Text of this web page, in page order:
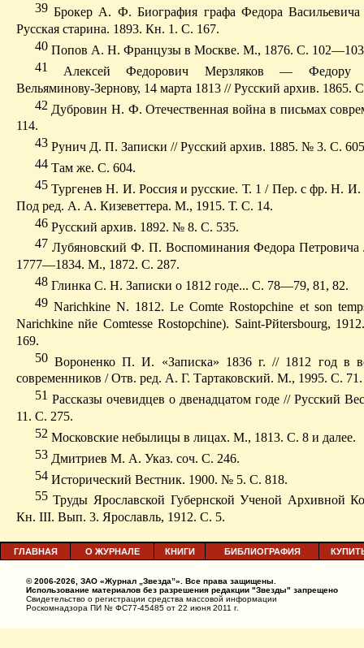
39Брокер А. Ф. Биография графа Федора Васильевича
Русская старина. 1893. Кн. 1. С. 167.
40Попов А. Н. Французы в Москве. М., 1876. С.
41
Алексей Федорович Мерзляков — Федору
Вельяминову-Зернову, 14 мар­та 1813 // Русский архив. 1865.
42Дубровин Н. Ф. Отечественная война в письмах
114.
43Рунич Д. П. Записки // Русский архив. 1885. № 3. С.
44Там же. С. 604.
45Тургенев Н. И. Россия и русские. Т. 1 / Пер. с фр. Н. И.
Под ред. А. А. Кизеветтера. М., 1915. Т. С. 14.
46Русский архив. 1892. № 8. С. 535.
47 Лубяновский Ф. П. Воспоминания Федора Петровича
1777—1834. М., 1872. С. 287.
48Глинка С. Н. Записки о 1812 годе... С. 78—79, 81, 82.
49Narichkine N. 1812.Le Comte Rostopchine etson
Narichkine nйe Comtesse Rostopchine). Saint-Pйtersbourg,
169.
50Вороненко П. И. «Записка» 1836 г. // 1812 год в
современников / Отв. ред. А. Г. Тартаковский. М., 1995. С. 71.
51 Рассказы очевидцев о двенадцатом годе // Русский
11. С. 275.
52Московские небылицы в лицах. М., 1813. С. 8 и далее.
53Дмитриев М. А. Указ. соч. С. 246.
54Исторический Вестник. 1900. № 5. С. 818.
55Труды Ярославской Губернской Ученой Архивной
Кн. III. Вып. 3. Ярославль, 1912. С. 5.
ГЛАВНАЯ О ЖУРНАЛЕ КНИГИ БИБЛИОГРАФИЯ
© 2006-2026, ЗАО «Журнал „Звезда”». Все права защищены.
Использование материалов без разрешения редакции "Звезды" запрещено
Свидетельство о регистрации средства массовой информации
Роскомнадзора ПИ № ФС77-45485 от 22 июня 2011 г.